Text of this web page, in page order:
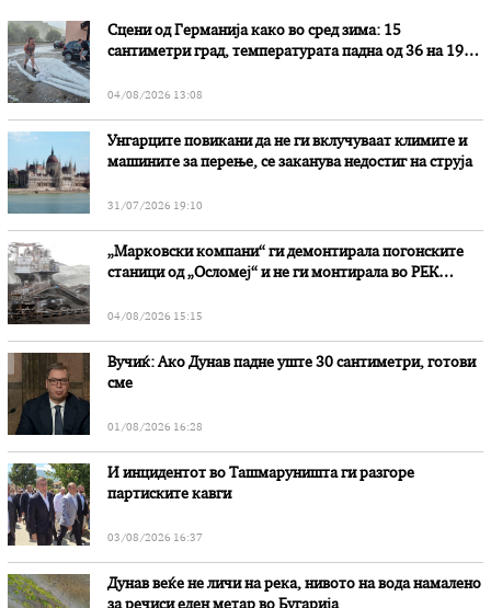
Сцени од Германија како во сред зима: 15
сантиметри град, температурата падна од 36 на 19
04/08/2026 13:08
Унгарците повикани да не ги вклучуваат климите и
машините за перење, се заканува недостиг на струја
31/07/2026 19:10
„Марковски компани“ ги демонтирала погонските
станици од „Осломеј“ и не ги монтирала во РЕК
04/08/2026 15:15
Вучиќ: Ако Дунав падне уште 30 сантиметри, готови
сме
01/08/2026 16:28
И инцидентот во Ташмаруништa ги разгоре
партиските кавги
03/08/2026 16:37
Дунав веќе не личи на река, нивото на вода намалено
за речиси еден метар во Бугарија